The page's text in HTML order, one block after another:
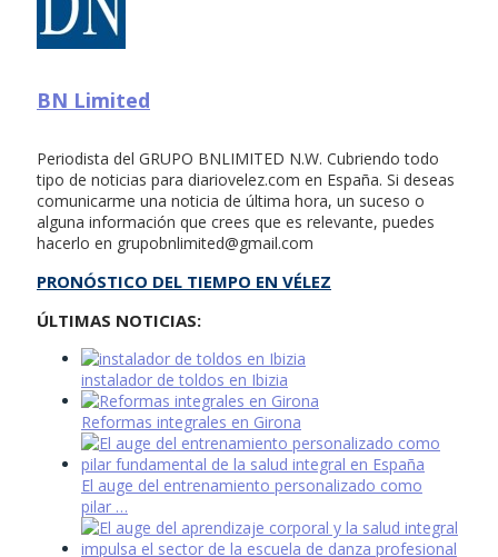
BN Limited
Periodista del GRUPO BNLIMITED N.W. Cubriendo todo
tipo de noticias para diariovelez.com en España. Si deseas
comunicarme una noticia de última hora, un suceso o
alguna información que crees que es relevante, puedes
hacerlo en grupobnlimited@gmail.com
PRONÓSTICO DEL TIEMPO EN VÉLEZ
ÚLTIMAS NOTICIAS:
instalador de toldos en Ibizia
Reformas integrales en Girona
El auge del entrenamiento personalizado como
pilar …